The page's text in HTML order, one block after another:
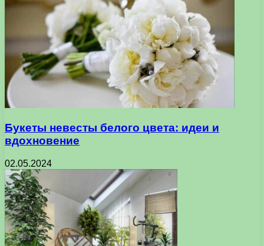
Букеты невесты белого цвета: идеи и
вдохновение
02.05.2024